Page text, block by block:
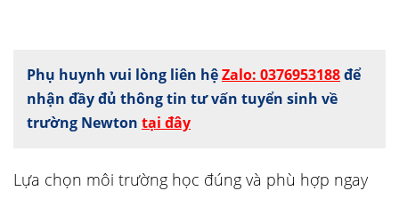
Phụ huynh vui lòng liên hệZalo: 0376953188để
nhận đầy đủ thông tin tư vấn tuyển sinh về
trường Newton tại đây
Lựa chọn môi trường học đúng và phù hợp ngay